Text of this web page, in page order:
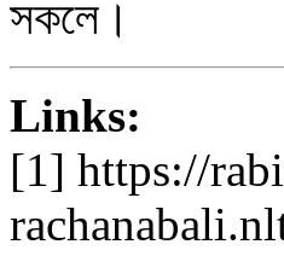
সকলে। মো
Links:
[1] https://